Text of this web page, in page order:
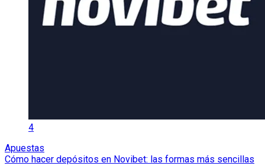
4
Apuestas
Cómo hacer depósitos en Novibet: las formas más sencillas